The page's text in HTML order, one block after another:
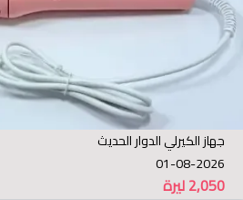
جهاز الكيرلي الدوار الحديث
01-08-2026
ليرة2,050